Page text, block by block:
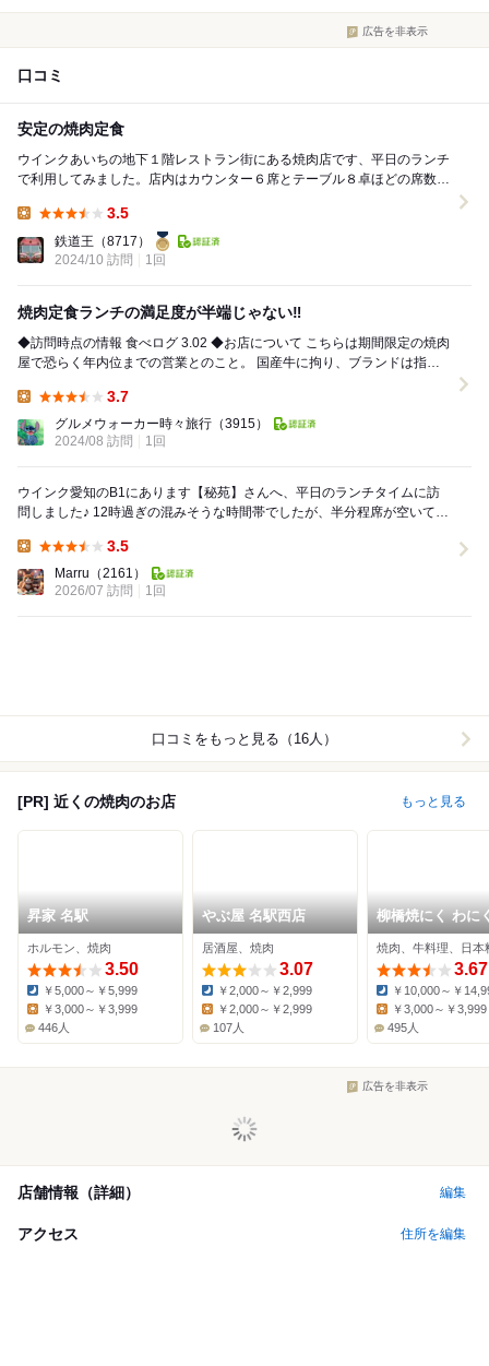
広告を非表示
口コミ
安定の焼肉定食
ウインクあいちの地下１階レストラン街にある焼肉店です、平日のランチ
で利用してみました。店内はカウンター６席とテーブル８卓ほどの席数、
3.5
鉄道王 （8717）
2024/10 訪問
1回
焼肉定食ランチの満足度が半端じゃない‼︎
◆訪問時点の情報 食べログ 3.02 ◆お店について こちらは期間限定の焼肉
屋で恐らく年内位までの営業とのこと。 国産牛に拘り、ブランドは指定
3.7
グルメウォーカー時々旅行 （3915）
2024/08 訪問
1回
ウインク愛知のB1にあります【秘苑】さんへ、平日のランチタイムに訪
問しました♪ 12時過ぎの混みそうな時間帯でしたが、半分程席が空いてい
3.5
Marru （2161）
2026/07 訪問
1回
口コミをもっと見る（16人）
[PR] 近くの焼肉のお店 もっと見る
昇家 名駅
ホルモン、焼肉
3.50
Dinner:
￥5,000～￥5,999
￥3,000～￥3,999
446人
やぶ屋 名駅西店
居酒屋、焼肉
3.07
Dinner:
￥2,000～￥2,999
￥2,000～￥2,999
107人
柳橋焼にく わに
焼肉、牛料理、日本
3.67
Dinner:
￥10,000～￥
￥3,000～￥3,999
495人
広告を非表示
店舗情報（詳細） 編集
アクセス 住所を編集